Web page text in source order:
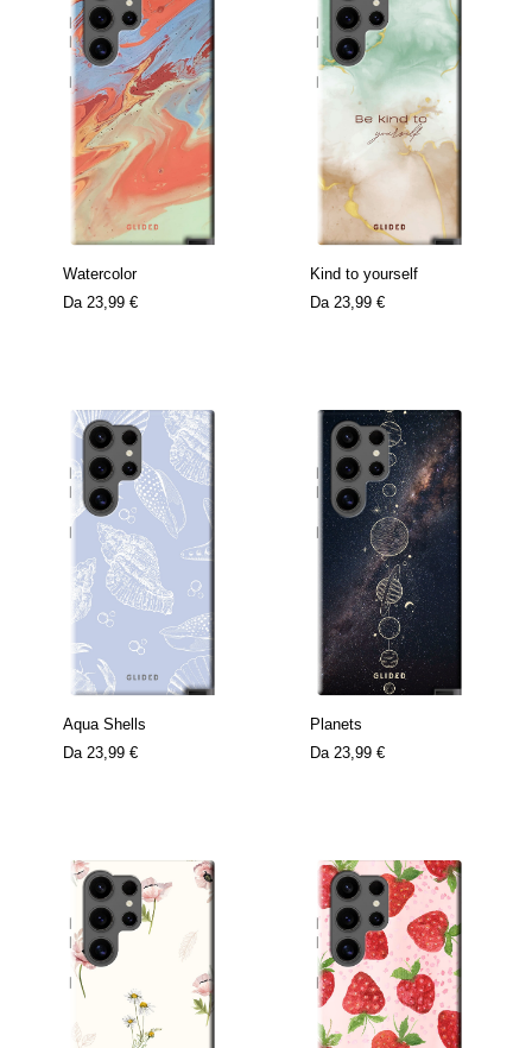
Watercolor
Da 23,99 €
Kind to yourself
Da 23,99 €
Aqua Shells
Da 23,99 €
Planets
Da 23,99 €